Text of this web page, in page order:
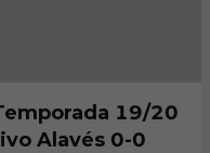
19/20
Alavés 0-0